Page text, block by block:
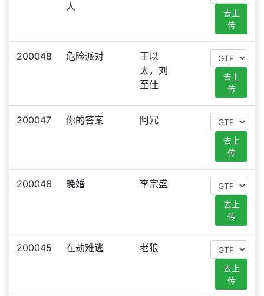
人
去上
传
200048 危险派对
王以
太，刘
至佳
去上
传
200047 你的答案 阿冗
去上
传
200046 晚婚 李宗盛
去上
传
200045 在劫难逃 老狼
去上
传